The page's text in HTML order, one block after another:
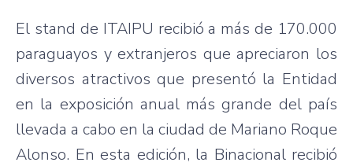
El stand de ITAIPU recibió a más de 170.000
paraguayos y extranjeros que apreciaron los
diversos atractivos que presentó la Entidad
en la exposición anual más grande del país
llevada a cabo en la ciudad de Mariano Roque
Alonso. En esta edición, la Binacional recibió